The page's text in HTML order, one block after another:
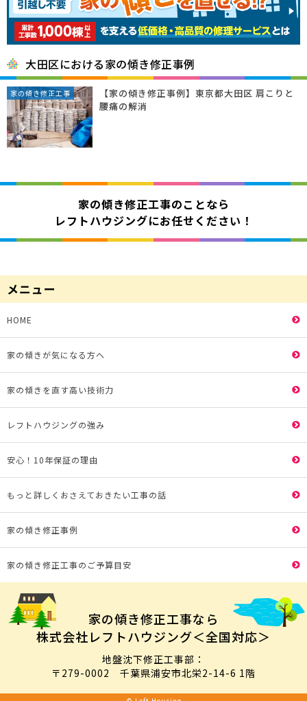
大田区における家の傾き修正事例
家の傾き修正工事
【家の傾き修正事例】東京都大田区 肩こりと
腰痛の解消
家の傾き修正工事のことなら
レフトハウジングにお任せください！
メニュー
HOME
家の傾きが気になる方へ
家の傾きを直す高い技術力
レフトハウジングの強み
安心！10年保証の理由
もっと詳しくおさえておきたい工事の話
家の傾き修正事例
家の傾き修正工事のご予算目安
家の傾き修正工事なら
株式会社レフトハウジング＜全国対応＞
地盤沈下修正工事部：
〒279-0002 千葉県浦安市北栄2-14-6 1階